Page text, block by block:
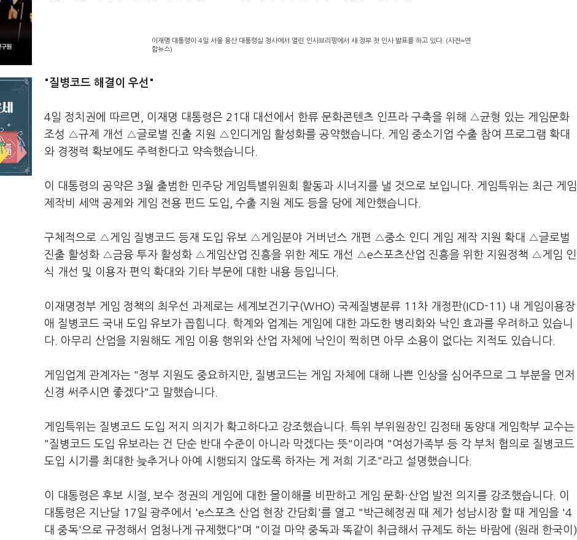
이재명 대통령이 4일 서울 용산 대통령실 청사에서 열린 인사브리핑에서 새 정부 첫 인사 발표를 하고 있다. (사진=연
합뉴스)
"질병코드 해결이 우선"
4일 정치권에 따르면, 이재명 대통령은 21대 대선에서 한류 문화콘텐츠 인프라 구축을 위해 △균형 있는 게임문화
조성 △규제 개선 △글로벌 진출 지원 △인디게임 활성화를 공약했습니다. 게임 중소기업 수출 참여 프로그램 확대
와 경쟁력 확보에도 주력한다고 약속했습니다.
이 대통령의 공약은 3월 출범한 민주당 게임특별위원회 활동과 시너지를 낼 것으로 보입니다. 게임특위는 최근 게임
제작비 세액 공제와 게임 전용 펀드 도입, 수출 지원 제도 등을 당에 제안했습니다.
구체적으로 △게임 질병코드 등재 도입 유보 △게임분야 거버넌스 개편 △중소 인디 게임 제작 지원 확대 △글로벌
진출 활성화 △금융 투자 활성화 △게임산업 진흥을 위한 제도 개선 △e스포츠산업 진흥을 위한 지원정책 △게임 인
식 개선 및 이용자 편익 확대와 기타 부문에 대한 내용 등입니다.
이재명정부 게임 정책의 최우선 과제로는 세계보건기구(WHO) 국제질병분류 11차 개정판(ICD-11) 내 게임이용장
애 질병코드 국내 도입 유보가 꼽힙니다. 학계와 업계는 게임에 대한 과도한 병리화와 낙인 효과를 우려하고 있습니
다. 아무리 산업을 지원해도 게임 이용 행위와 산업 자체에 낙인이 찍히면 아무 소용이 없다는 지적도 있습니다.
게임업계 관계자는 "정부 지원도 중요하지만, 질병코드는 게임 자체에 대해 나쁜 인상을 심어주므로 그 부분을 먼저
신경 써주시면 좋겠다"고 말했습니다.
게임특위는 질병코드 도입 저지 의지가 확고하다고 강조했습니다. 특위 부위원장인 김정태 동양대 게임학부 교수는
"질병코드 도입 유보라는 건 단순 반대 수준이 아니라 막겠다는 뜻"이라며 "여성가족부 등 각 부처 협의로 질병코드
도입 시기를 최대한 늦추거나 아예 시행되지 않도록 하자는 게 저희 기조"라고 설명했습니다.
이 대통령은 후보 시절, 보수 정권의 게임에 대한 몰이해를 비판하고 게임 문화·산업 발전 의지를 강조했습니다. 이
대통령은 지난달 17일 광주에서 'e스포츠 산업 현장 간담회'를 열고 "박근혜정권 때 제가 성남시장 할 때 게임을 '4
대 중독'으로 규정해서 엄청나게 규제했다"며 "이걸 마약 중독과 똑같이 취급해서 규제도 하는 바람에 (원래 한국이)